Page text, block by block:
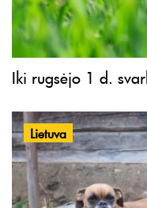
Iki rugsėjo 1 d.
Lietuva